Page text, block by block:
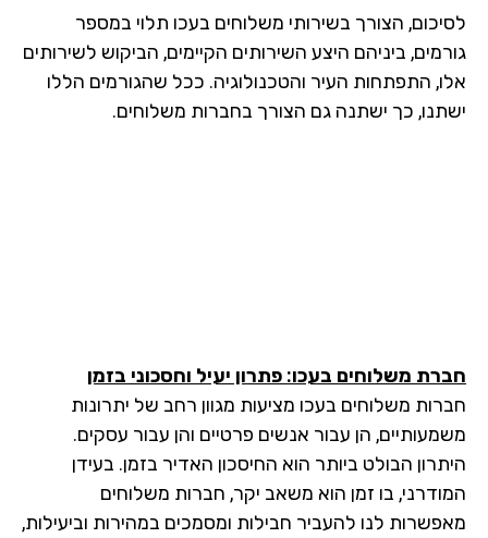
הצורך בשירותי משלוחים בעכו תלוי במספר
ביניהם היצע השירותים הקיימים, הביקוש לשירותים
התפתחות העיר והטכנולוגיה. ככל שהגורמים הללו
כך ישתנה גם הצורך בחברות משלוחים.
משלוחים בעכו: פתרון יעיל וחסכוני בזמן
משלוחים בעכו מציעות מגוון רחב של יתרונות
הן עבור אנשים פרטיים והן עבור עסקים.
הבולט ביותר הוא החיסכון האדיר בזמן. בעידן
בו זמן הוא משאב יקר, חברות משלוחים
לנו להעביר חבילות ומסמכים במהירות וביעילות,